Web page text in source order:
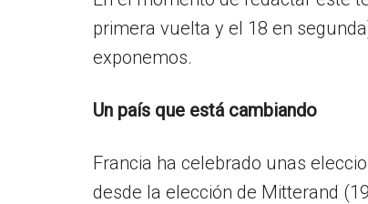
primera vuelta y el 18 en
exponemos.
Un país que está cambiando
Francia ha celebrado unas
desde la elección de Mitterand